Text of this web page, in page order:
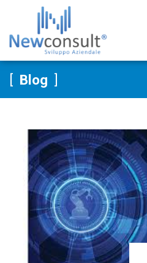
Salta al contenuto
Blog